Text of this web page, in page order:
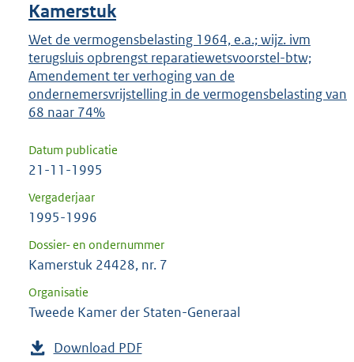
Kamerstuk
Wet de vermogensbelasting 1964, e.a.; wijz. ivm
terugsluis opbrengst reparatiewetsvoorstel-btw;
Amendement ter verhoging van de
ondernemersvrijstelling in de vermogensbelasting van
68 naar 74%
Datum publicatie
21-11-1995
Vergaderjaar
1995-1996
Dossier- en ondernummer
Kamerstuk 24428, nr. 7
Organisatie
Tweede Kamer der Staten-Generaal
Download PDF